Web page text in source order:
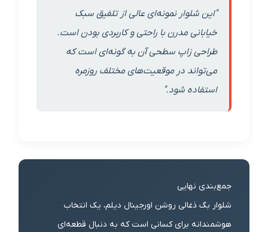
"این شلوار نمونه‌ای عالی از تلفیق سبک
خیابانی مدرن با راحتی و کاربردی بودن است.
طراحی زاپ سطحی آن به گونه‌ای است که
می‌تواند در موقعیت‌های مختلف روزمره
استفاده شود."
جمع‌بندی نهایی
شلوار بگ ذغالی روشن اورجینال دیلم، یک انتخاب
هوشمندانه برای کسانی است که به دنبال قطعه‌ای